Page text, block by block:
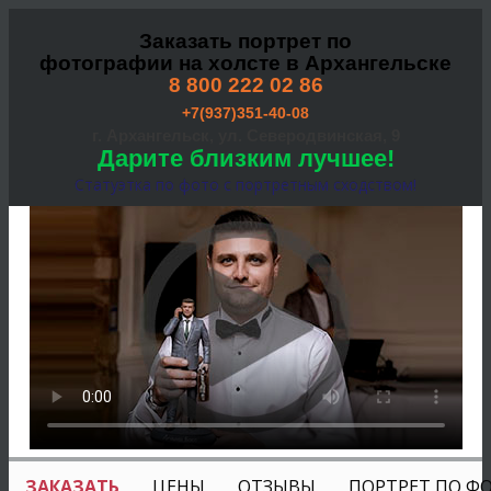
Заказать портрет по
фотографии на холсте в Архангельске
8 800 222 02 86
+7(937)351-40-08
Дарите близким лучшее!
Статуэтка по фото с портретным сходством!